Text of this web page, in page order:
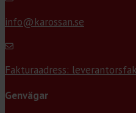
info@karossan.se
Fakturaadress:
Genvägar